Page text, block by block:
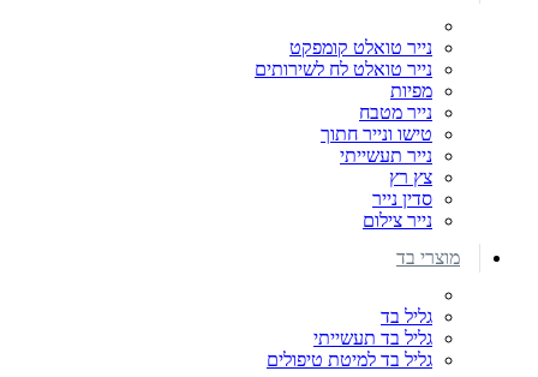
נייר טואלט קומפקט
נייר טואלט לח לשירותים
מפיות
נייר מטבח
טישו ונייר חתוך
נייר תעשייתי
צץ רץ
סדין נייר
נייר צילום
מוצרי בד
גליל בד
גליל בד תעשייתי
גליל בד למיטת טיפולים